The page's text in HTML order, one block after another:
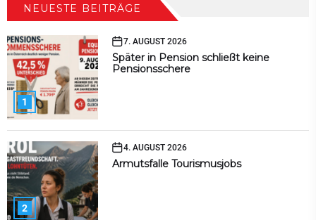
NEUESTE BEITRÄGE
1
7. AUGUST 2026
Später in Pension schließt keine
Pensionsschere
2
4. AUGUST 2026
Armutsfalle Tourismusjobs